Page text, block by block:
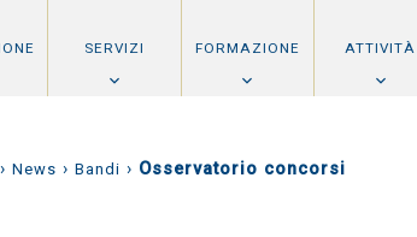
SERVIZI FORMAZIONE ATTIVITÀ
› News › Bandi › Osservatorio concorsi